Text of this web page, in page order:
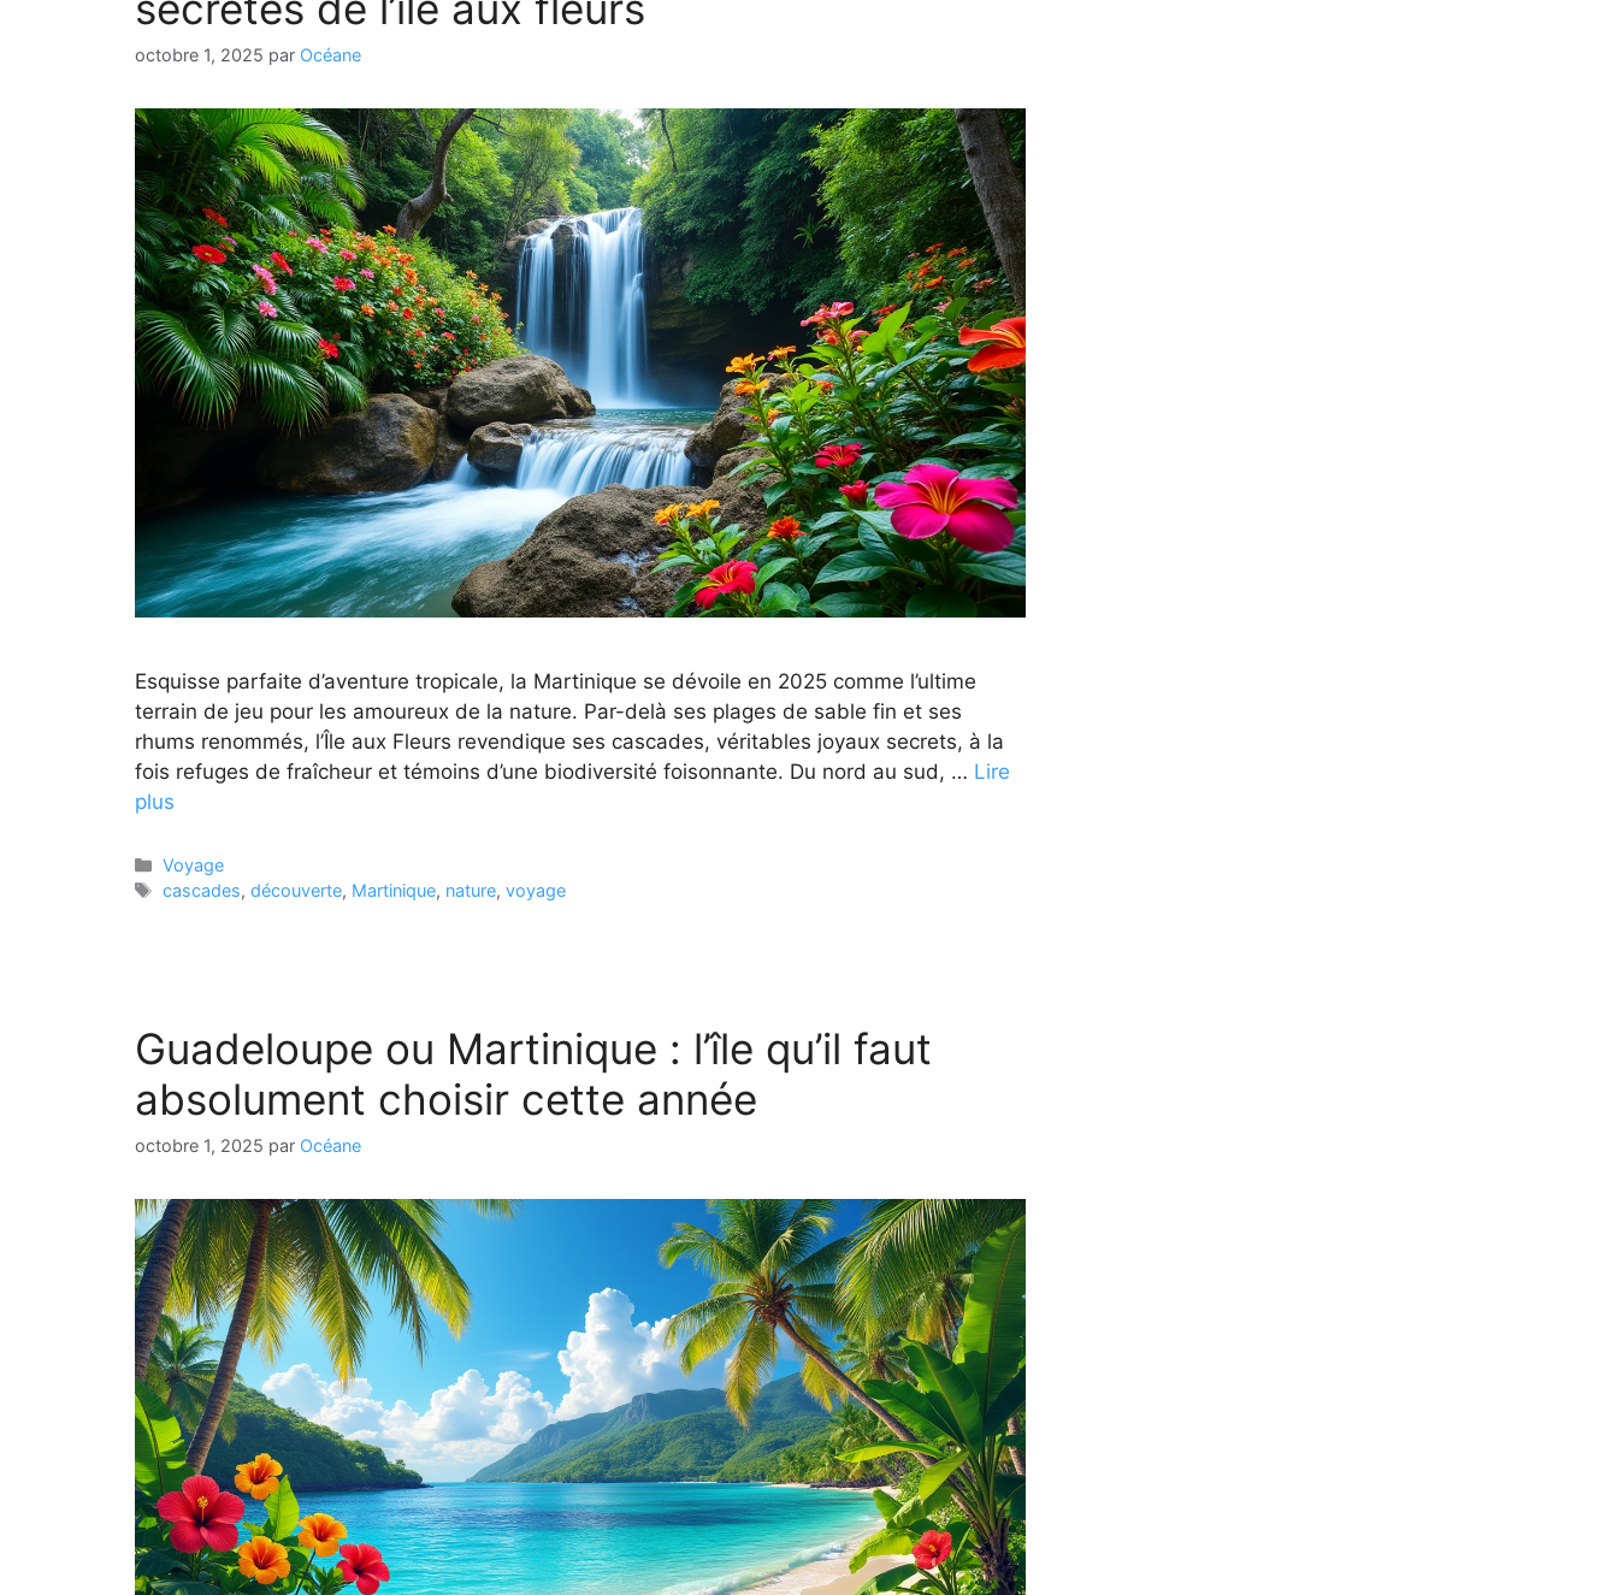
octobre 1, 2025 par Océane
Esquisse parfaite d’aventure tropicale, la Martinique se dévoile en 2025 comme l’ultime
terrain de jeu pour les amoureux de la nature. Par-delà ses plages de sable fin et ses
rhums renommés, l’Île aux Fleurs revendique ses cascades, véritables joyaux secrets, à la
fois refuges de fraîcheur et témoins d’une biodiversité foisonnante. Du nord au sud, … Lire
plus
Catégories
Voyage
Étiquettes
cascades,découverte, Martinique, nature,voyage
Guadeloupe ou Martinique : l’île qu’il faut
absolument choisir cette année
octobre 1, 2025 par Océane